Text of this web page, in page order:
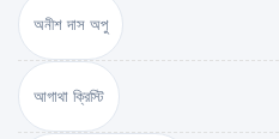
অনীশ দাস অপু
আগাথা ক্রিস্টি